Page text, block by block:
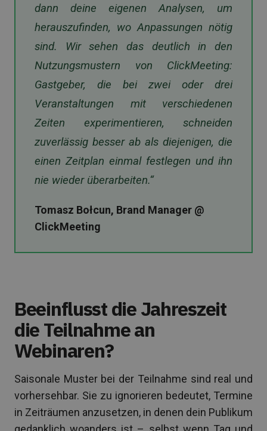
dann deine eigenen Analysen, um
herauszufinden, wo Anpassungen nötig
sind. Wir sehen das deutlich in den
Nutzungsmustern von ClickMeeting:
Gastgeber, die bei zwei oder drei
Veranstaltungen mit verschiedenen
Zeiten experimentieren, schneiden
zuverlässig besser ab als diejenigen, die
einen Zeitplan einmal festlegen und ihn
nie wieder überarbeiten.“
Tomasz Bołcun, Brand Manager @
ClickMeeting
Beeinflusst die Jahreszeit
die Teilnahme an
Webinaren?
Saisonale Muster bei der Teilnahme sind real und
vorhersehbar. Sie zu ignorieren bedeutet, Termine
in Zeiträumen anzusetzen, in denen dein Publikum